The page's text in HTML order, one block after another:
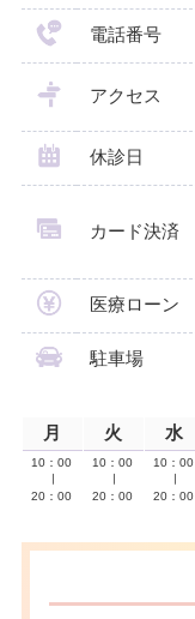
電話番号
アクセス
休診日
カード決済
医療ローン
駐車場
月 火 水
10：00
20：00
10：00
20：00
10：00
20：00